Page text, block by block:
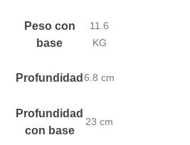
Peso con
base
11.6
KG
Profundidad 6.8 cm
Profundidad
con base
23 cm